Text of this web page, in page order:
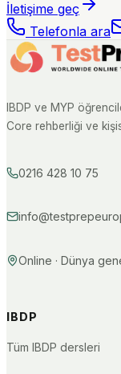
İletişime geç
Telefonla ara
IBDP ve MYP
Core rehberliği ve
0216 428 10 75
Online · Dünya
IBDP
Tüm IBDP dersleri